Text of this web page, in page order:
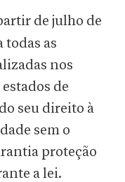
de julho de
todas as
nos
de
seu direito à
sem o
proteção
a lei.